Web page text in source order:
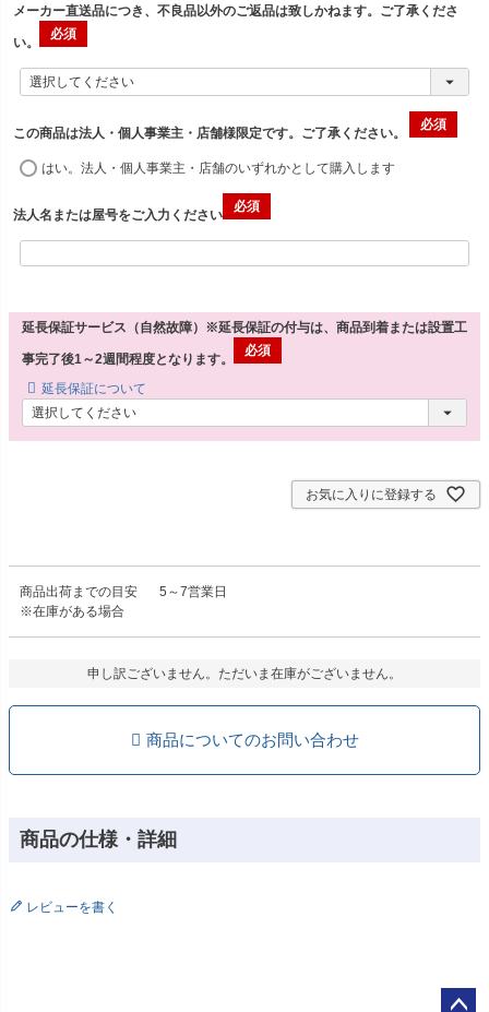
メーカー直送品につき、不良品以外のご返品は致しかねます。ご了承くださ
い。
この商品は法人・個人事業主・店舗様限定です。ご了承ください。
はい。法人・個人事業主・店舗のいずれかとして購入します
法人名または屋号をご入力ください
延長保証サービス（自然故障）※延長保証の付与は、商品到着または設置工
事完了後1～2週間程度となります。
延長保証について
お気に入りに登録する
商品出荷までの目安
※在庫がある場合
5～7営業日
申し訳ございません。ただいま在庫がございません。
商品についてのお問い合わせ
商品の仕様・詳細
レビューを書く